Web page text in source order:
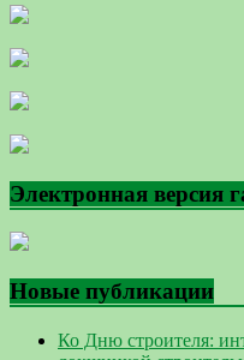
Электронная версия
Новые публикации
Ко Дню строителя: